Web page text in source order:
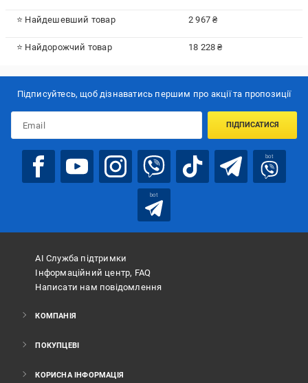
⭐ Найдешевший товар 2 967 ₴
⭐ Найдорожчий товар 18 228 ₴
Підписуйтесь, щоб дізнаватись першим про акції та пропозиції
ПІДПИСАТИСЯ
bot
bot
АІ Служба підтримки
Інформаційний центр, FAQ
Написати нам повідомлення
КОМПАНІЯ
ПОКУПЦЕВІ
КОРИСНА ІНФОРМАЦІЯ